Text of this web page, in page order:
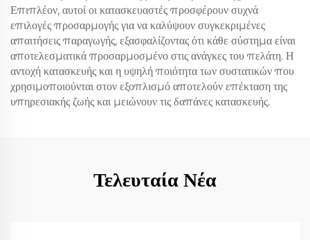
Επιπλέον, αυτοί οι κατασκευαστές προσφέρουν συχνά
επιλογές προσαρμογής για να καλύψουν συγκεκριμένες
απαιτήσεις παραγωγής, εξασφαλίζοντας ότι κάθε σύστημα είναι
αποτελεσματικά προσαρμοσμένο στις ανάγκες του πελάτη. Η
αντοχή κατασκευής και η υψηλή ποιότητα των συστατικών που
χρησιμοποιούνται στον εξοπλισμό αποτελούν επέκταση της
υπηρεσιακής ζωής και μειώνουν τις δαπάνες κατασκευής.
Τελευταία Νέα